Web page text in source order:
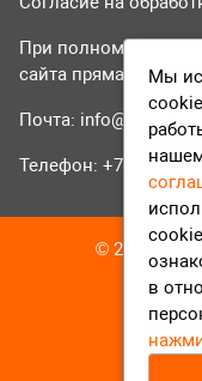
При полном или
сайта прямая
Почта: info@tvr24.tv
Телефон: +7 (496)
© 2016-
Мы
в